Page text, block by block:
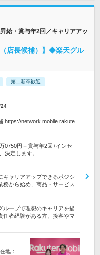
給・賞与年2回／キャリアアッ
店長候補）】◆楽天グル
第二新卒歓迎
24
https://network.mobile.rakute
0750円＋賞与年2回+インセ
決定します。…
キャリアアップできるポジシ
務から始め、商品・サービス
ループで理想のキャリアを描
任者経験がある方、接客やマ
地：